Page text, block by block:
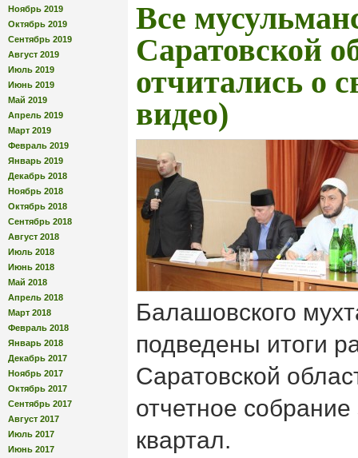
Ноябрь 2019
Октябрь 2019
Сентябрь 2019
Август 2019
Июль 2019
Июнь 2019
Май 2019
Апрель 2019
Март 2019
Февраль 2019
Январь 2019
Декабрь 2018
Ноябрь 2018
Октябрь 2018
Сентябрь 2018
Август 2018
Июль 2018
Июнь 2018
Май 2018
Апрель 2018
Март 2018
Февраль 2018
Январь 2018
Декабрь 2017
Ноябрь 2017
Октябрь 2017
Сентябрь 2017
Август 2017
Июль 2017
Июнь 2017
Все
Саратовской
отчитались о
видео)
Балашовского
подведены итоги
Саратовской
отчетное
квартал.